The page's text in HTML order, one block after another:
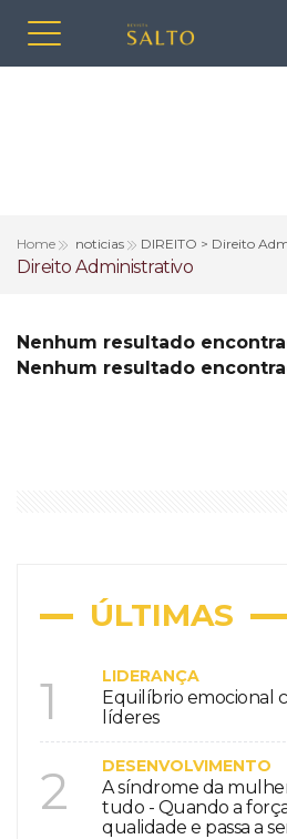
Home noticias DIREITO > Direito
Direito Administrativo
Nenhum resultado
Nenhum resultado
ÚLTIMAS
1 LIDERANÇA
Equilíbrio emocional
líderes
2 DESENVOLVIMENTO
A síndrome da
tudo - Quando a
qualidade e passa a